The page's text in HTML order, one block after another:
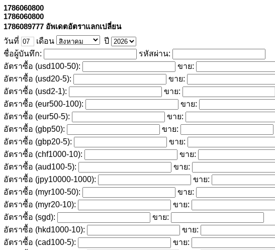
1786060800
1786060800
1786089777 อัพเดตอัตราแลกเปลี่ยน
วันที่
เดือน
ปี
ชื่อผู้บันทึก:
รหัสผ่าน:
อัตราซื้อ (usd100-50):
ขาย:
อัตราซื้อ (usd20-5):
ขาย:
อัตราซื้อ (usd2-1):
ขาย:
อัตราซื้อ (eur500-100):
ขาย:
อัตราซื้อ (eur50-5):
ขาย:
อัตราซื้อ (gbp50):
ขาย:
อัตราซื้อ (gbp20-5):
ขาย:
อัตราซื้อ (chf1000-10):
ขาย:
อัตราซื้อ (aud100-5):
ขาย:
อัตราซื้อ (jpy10000-1000):
ขาย:
อัตราซื้อ (myr100-50):
ขาย:
อัตราซื้อ (myr20-10):
ขาย:
อัตราซื้อ (sgd):
ขาย:
อัตราซื้อ (hkd1000-10):
ขาย:
อัตราซื้อ (cad100-5):
ขาย: